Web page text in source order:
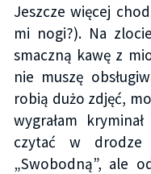
Jeszcze więcej
mi nogi?). Na
smaczną kawę z
nie muszę
robią dużo zdjęć,
wygrałam
czytać w drodze
„Swobodną”, ale